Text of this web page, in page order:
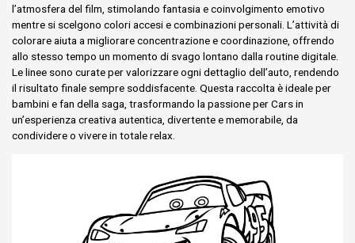
l’atmosfera del film, stimolando fantasia e coinvolgimento emotivo
mentre si scelgono colori accesi e combinazioni personali. L’attività di
colorare aiuta a migliorare concentrazione e coordinazione, offrendo
allo stesso tempo un momento di svago lontano dalla routine digitale.
Le linee sono curate per valorizzare ogni dettaglio dell’auto, rendendo
il risultato finale sempre soddisfacente. Questa raccolta è ideale per
bambini e fan della saga, trasformando la passione per Cars in
un’esperienza creativa autentica, divertente e memorabile, da
condividere o vivere in totale relax.